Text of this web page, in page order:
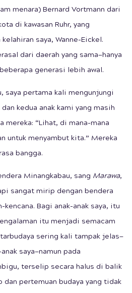
menara) Bernard Vortmann dari
di kawasan Ruhr, yang
saya, Wanne-Eickel.
dari daerah yang sama—hanya
generasi lebih awal.
saya pertama kali mengunjungi
kedua anak kami yang masih
mereka: “Lihat, di mana-mana
untuk menyambut kita.” Mereka
bangga.
Minangkabau, sang Marawa,
sangat mirip dengan bendera
kencana. Bagi anak-anak saya, itu
itu menjadi semacam
sering kali tampak jelas—
saya—namun pada
terselip secara halus di balik
pertemuan budaya yang tidak